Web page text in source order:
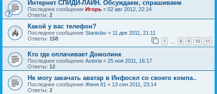
Интернет СПИДИ-ЛАЙН. Обсуждаем, спрашиваем
Последнее сообщение Игорь « 02 авг 2012, 22:14
Ответы: 2
Какой у вас телефон?
Последнее сообщение Stanislav « 11 дек 2011, 21:11
Ответы: 158 1 8 9 10 11
Кто где оплачивает Домолинк
Последнее сообщение Asteria « 25 ноя 2011, 16:17
Ответы: 12
Не могу закачать аватар в Инфосел со своего компа..
Последнее сообщение Женя.81 « 13 сен 2011, 23:14
Ответы: 2